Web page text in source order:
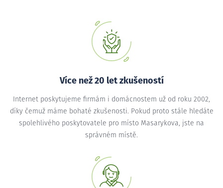
Více než 20 let zkušeností
Internet poskytujeme firmám i domácnostem už od roku 2002,
díky čemuž máme bohaté zkušenosti. Pokud proto stále hledáte
spolehlivého poskytovatele pro místo Masarykova, jste na
správném místě.